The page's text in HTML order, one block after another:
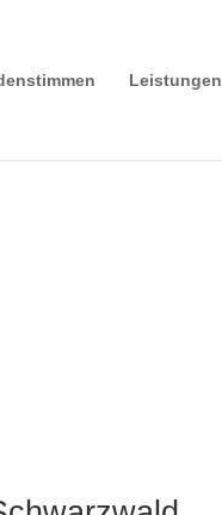
Leistungen